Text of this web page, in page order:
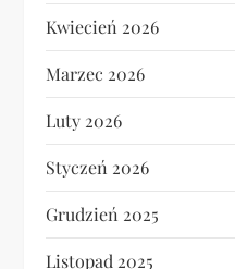
Kwiecień 2026
Marzec 2026
Luty 2026
Styczeń 2026
Grudzień 2025
Listopad 2025